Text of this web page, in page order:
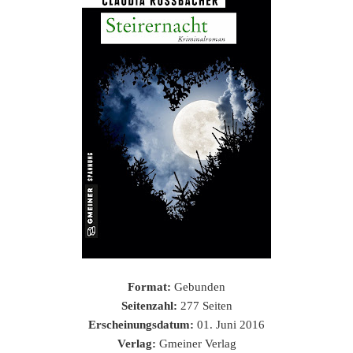
Format: Gebunden
Seitenzahl: 277 Seiten
Erscheinungsdatum: 01. Juni 2016
Verlag: Gmeiner Verlag